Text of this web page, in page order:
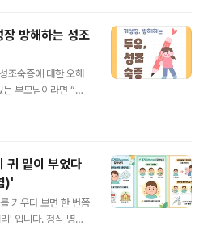
절에 두세 번 반복해
은데요. 오늘은 수족
이점, 그리고 생활
.수족구병은 장바이
는 질환입니다.대표
가 원인이 될 수 있
방해하는 성조
조숙증에 대한 오해
부모님이라면 “두
하다 보면 사실처럼
영향을 줄 수 있는 생
서는 이를 어떤 관점
. 성조숙증이란?성
성징이 나타나는 상태
세 이전, 남아는 만 9
귀 밑이 부었다
)'
키우다 보면 한 번쯤
' 입니다. 정식 명칭